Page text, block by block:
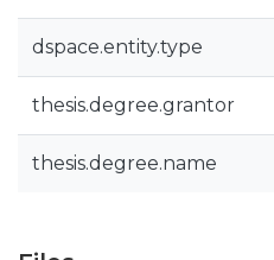
dspace.entity.type
thesis.degree.grantor
thesis.degree.name